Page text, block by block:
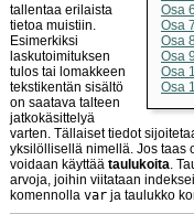
Osa
Osa
Osa
Osa
Osa
Osa
tallentaa erilaista
tietoa muistiin.
Esimerkiksi
laskutoimituksen
tulos tai lomakkeen
tekstikentän sisältö
on saatava talteen
jatkokäsittelyä
varten. Tällaiset tiedot
yksilöllisellä nimellä. Jos taas
voidaan käyttää taulukoita.
arvoja, joihin viitataan
komennolla var ja taulukko